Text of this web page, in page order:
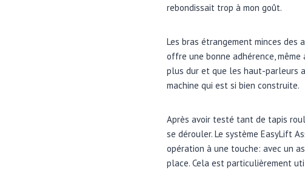
rebondissait trop à mon goût.
Les bras étrangement minces
offre une bonne adhérence, même
plus dur et que les haut-parleurs
machine qui est si bien construite.
Après avoir testé tant de tapis
se dérouler. Le système EasyLift
opération à une touche: avec un
place. Cela est particulièrement